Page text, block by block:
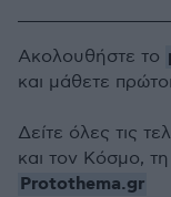
Ακολουθήστε το
και μάθετε
Δείτε όλες τις
και τον Κόσμο,
Protothema.gr